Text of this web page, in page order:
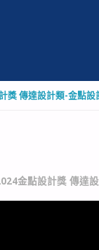
獎 傳達設計類-金點設
金點設計獎 傳達